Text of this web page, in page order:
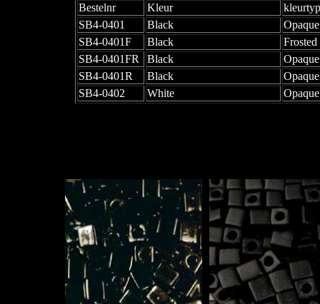
Bestelnr
Kleur
SB4-0401
Black
Opaque
SB4-0401F
Black
Frosted
SB4-0401FR
Black
SB4-0401R
Black
SB4-0402
White Opaque